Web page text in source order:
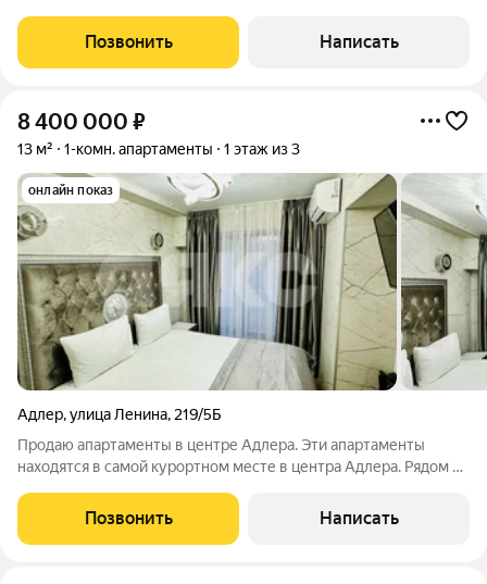
пляжем, первая береговая линия. Все вопросы по телеофноу.
Позвонить Написать
8 400 000 ₽
13 м² 1-комн. апартаменты 1 этаж из 3
онлайн показ
Адлер,улица Ленина, 219/5Б
Продаю апартаменты в центре Адлера. Эти апартаменты
находятся в самой курортном месте в центра Адлера. Рядом с
Discovery World Aquarium и Пляж Чкаловский.Круглосуточное
заселение. На всех
Позвонить Написать